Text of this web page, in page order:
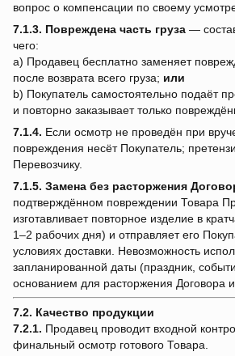
вопрос о компенсации по своему
7.1.3. Повреждена часть груза —
чего:
a) Продавец бесплатно заменяет
после возврата всего груза; или
b) Покупатель самостоятельно подаёт
и повторно заказывает только
7.1.4. Если осмотр не проведён при
повреждения несёт Покупатель;
Перевозчику.
7.1.5. Замена без расторжения
подтверждённом повреждении Товара
изготавливает повторное изделие в
1–2 рабочих дня) и отправляет его
условиях доставки. Невозможность
запланированной даты (праздник,
основанием для расторжения Договора
7.2. Качество продукции
7.2.1. Продавец проводит входной
финальный осмотр готового Товара.